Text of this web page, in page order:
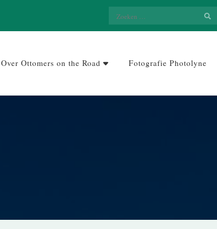
Zoeken
naar:
Over Ottomers on the Road Fotografie Photolyne